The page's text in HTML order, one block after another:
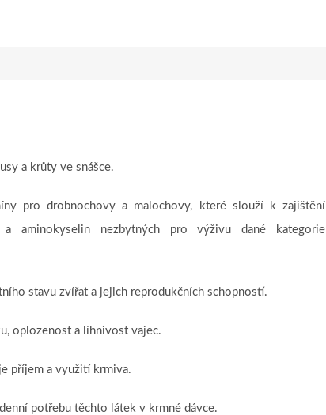
a krůty ve snášce.
pro drobnochovy a malochovy, které slouží k zajištění
aminokyselin nezbytných pro výživu dané kategorie
stavu zvířat a jejich reprodukčních schopností.
oplozenost a líhnivost vajec.
příjem a využití krmiva.
potřebu těchto látek v krmné dávce.